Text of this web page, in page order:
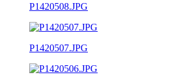
P1420508.JPG
P1420507.JPG